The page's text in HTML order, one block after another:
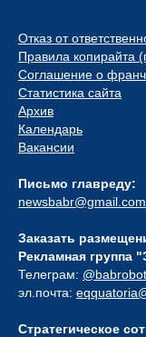
Отказ от
Правила копирайта
Соглашение о
Статистика сайта
Архив
Календарь
Вакансии
Письмо главреду:
newsbabr@gmail.com
Заказать
Рекламная группа
Телеграм:
эл.почта:
Стратегическое